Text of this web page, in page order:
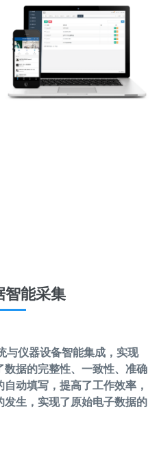
智能采集
与仪器设备智能集成，实现
据的完整性、一致性、准确
动填写，提高了工作效率，
生，实现了原始电子数据的